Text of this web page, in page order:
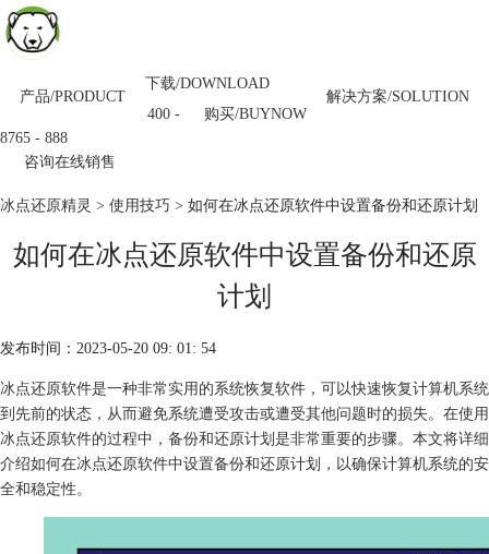
产品/PRODUCT 解决方案/SOLUTION
下载/DOWNLOAD
购买/BUYNOW
400 -
8765 - 888
咨询在线销售
冰点还原精灵 > 使用技巧 > 如何在冰点还原软件中设置备份和还原计划
如何在冰点还原软件中设置备份和还原
计划
发布时间：2023-05-20 09: 01: 54
冰点还原软件是一种非常实用的系统恢复软件，可以快速恢复计算机系统
到先前的状态，从而避免系统遭受攻击或遭受其他问题时的损失。在使用
冰点还原软件的过程中，备份和还原计划是非常重要的步骤。本文将详细
介绍如何在冰点还原软件中设置备份和还原计划，以确保计算机系统的安
全和稳定性。